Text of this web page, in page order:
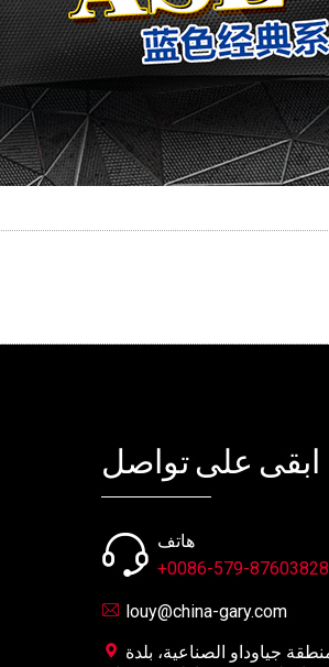
ابقى على تواصل
هاتف
+0086-579-87603828
louy@china-gary.com